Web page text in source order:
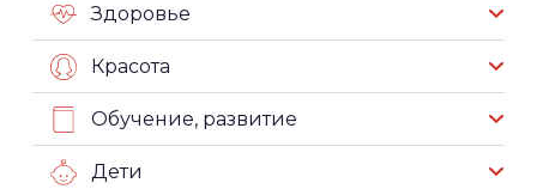
Здоровье
Красота
Обучение, развитие
Дети